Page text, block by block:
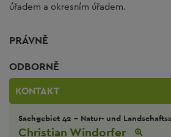
úřadem a okresním úřadem.
PRÁVNĚ
ODBORNĚ
KONTAKT
Sachgebiet 42 - Natur- und
Christian Windorfer